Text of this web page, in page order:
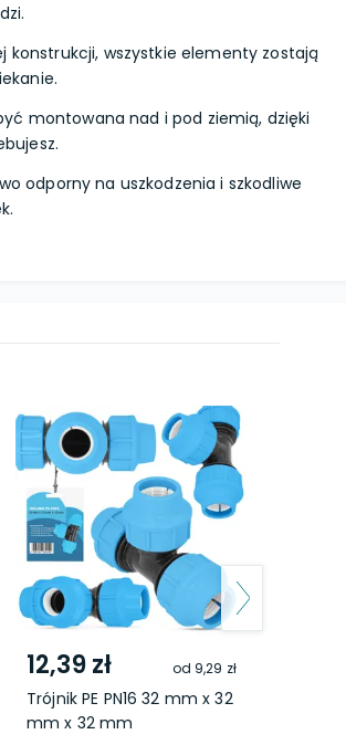
konstrukcji, wszystkie elementy zostają
montowana nad i pod ziemią, dzięki
odporny na uszkodzenia i szkodliwe
12,39 zł od 9,29 zł
Trójnik PE PN16 32 mm x 32
mm x 32 mm